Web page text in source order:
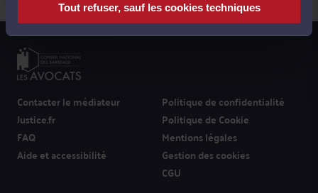
Tout refuser, sauf les cookies techniques
Contacter le médiateur
Justice.fr
FAQ
Aide et accessibilité
Politique de confidentialité
Politique de Cookie
Mentions légales
Gestion des cookies
CGU